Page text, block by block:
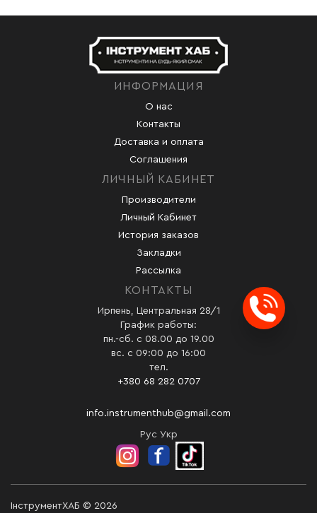
ИНФОРМАЦИЯ
О нас
Контакты
Доставка и оплата
Соглашения
ЛИЧНЫЙ КАБИНЕТ
Производители
Личный Кабинет
История заказов
Закладки
Рассылка
КОНТАКТЫ
Ирпень, Центральная 28/1
График работы:
пн.-сб. с 08.00 до 19.00
вс. с 09:00 до 16:00
тел.
+380 68 282 0707
info.instrumenthub@gmail.com
Рус Укр
ІнструментХАБ © 2026